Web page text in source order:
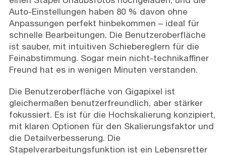
Auto-Einstellungen haben 80 % davon ohne
Anpassungen perfekt hinbekommen – ideal für
schnelle Bearbeitungen. Die Benutzeroberfläche
ist sauber, mit intuitiven Schiebereglern für die
Feinabstimmung. Sogar mein nicht-technikaffiner
Freund hat es in wenigen Minuten verstanden.
Die Benutzeroberfläche von Gigapixel ist
gleichermaßen benutzerfreundlich, aber stärker
fokussiert. Es ist für die Hochskalierung konzipiert,
mit klaren Optionen für den Skalierungsfaktor und
die Detailverbesserung. Die
Stapelverarbeitungsfunktion ist ein Lebensretter